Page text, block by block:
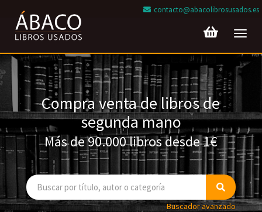
contacto@abacolibrosusados.es
Compra venta de libros de
segunda mano
Más de 90.000 libros desde 1€
Buscador avanzado